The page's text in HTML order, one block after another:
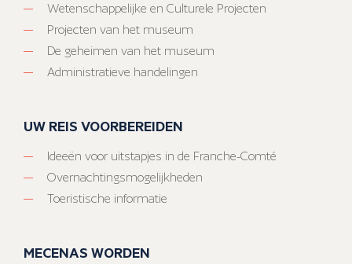
Wetenschappelijke en Culturele Projecten
Projecten van het museum
De geheimen van het museum
Administratieve handelingen
UW REIS VOORBEREIDEN
Ideeën voor uitstapjes in de Franche-Comté
Overnachtingsmogelijkheden
Toeristische informatie
MECENAS WORDEN